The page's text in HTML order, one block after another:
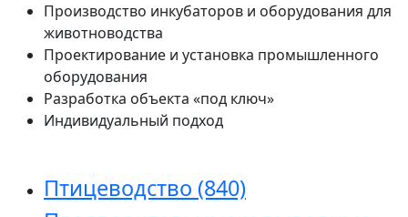
Производство инкубаторов и оборудования для
животноводства
Проектирование и установка промышленного
оборудования
Разработка объекта «под ключ»
Индивидуальный подход
Птицеводство (840)